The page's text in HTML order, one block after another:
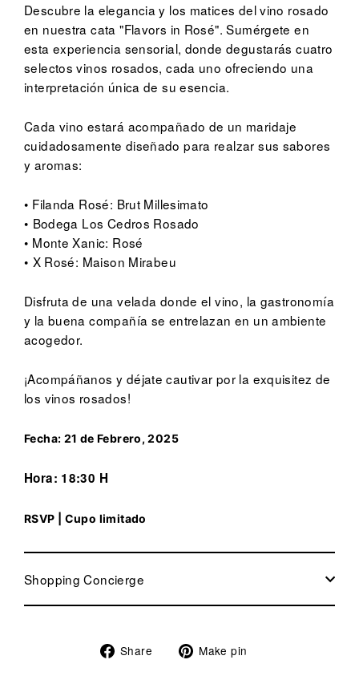
Descubre la elegancia y los matices del vino rosado
en nuestra cata "Flavors in Rosé". Sumérgete en
esta experiencia sensorial, donde degustarás cuatro
selectos vinos rosados, cada uno ofreciendo una
interpretación única de su esencia.
Cada vino estará acompañado de un maridaje
cuidadosamente diseñado para realzar sus sabores
y aromas:
•⁠ Filanda Rosé: Brut Millesimato
•⁠ ⁠Bodega Los Cedros Rosado
•⁠ Monte Xanic: Rosé
•⁠ ⁠X Rosé: Maison Mirabeu
Disfruta de una velada donde el vino, la gastronomía
y la buena compañía se entrelazan en un ambiente
acogedor.
¡Acompáñanos y déjate cautivar por la exquisitez de
los vinos rosados!
Fecha: 21 de Febrero, 2025
Hora: 18:30 H
RSVP | Cupo limitado
Shopping Concierge
Share
Share Make pin